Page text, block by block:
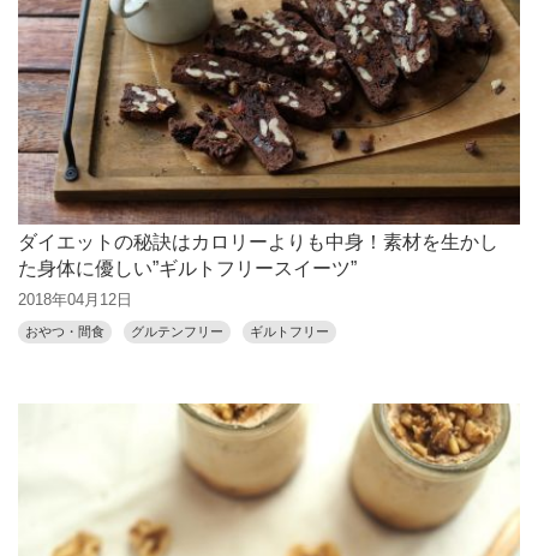
ダイエットの秘訣はカロリーよりも中身！素材を生かし
た身体に優しい”ギルトフリースイーツ”
2018年04月12日
おやつ・間食 グルテンフリー ギルトフリー